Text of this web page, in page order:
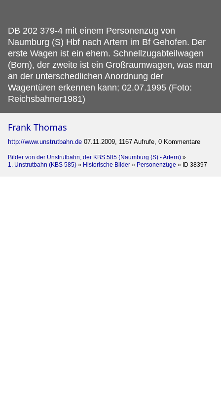
DB 202 379-4 mit einem Personenzug von
Naumburg (S) Hbf nach Artern im Bf Gehofen. Der
erste Wagen ist ein ehem. Schnellzugabteilwagen
(Bom), der zweite ist ein Großraumwagen, was man
an der unterschedlichen Anordnung der
Wagentüren erkennen kann; 02.07.1995 (Foto:
Reichsbahner1981)
Frank Thomas
http://www.unstrutbahn.de 07.11.2009, 1167 Aufrufe, 0 Kommentare
Bilder von der Unstrutbahn, der KBS 585 (Naumburg (S) - Artern) »
1. Unstrutbahn (KBS 585) » Historische Bilder » Personenzüge » ID 38397